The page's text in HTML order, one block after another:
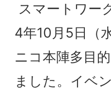
スマートワー
4年10月5日（
ニコ本陣多目
ました。イベ